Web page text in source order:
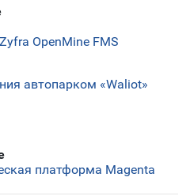
OpenMine FMS
автопарком «Waliot»
платформа Magenta